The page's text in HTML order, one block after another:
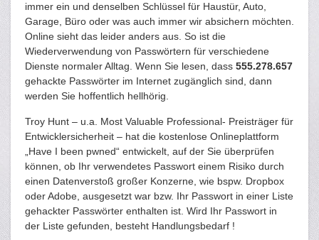
immer ein und denselben Schlüssel für Haustür, Auto,
Garage, Büro oder was auch immer wir absichern möchten.
Online sieht das leider anders aus. So ist die
Wiederverwendung von Passwörtern für verschiedene
Dienste normaler Alltag. Wenn Sie lesen, dass 555.278.657
gehackte Passwörter im Internet zugänglich sind, dann
werden Sie hoffentlich hellhörig.
Troy Hunt – u.a. Most Valuable Professional- Preisträger für
Entwicklersicherheit – hat die kostenlose Onlineplattform
„Have I been pwned“ entwickelt, auf der Sie überprüfen
können, ob Ihr verwendetes Passwort einem Risiko durch
einen Datenverstoß großer Konzerne, wie bspw. Dropbox
oder Adobe, ausgesetzt war bzw. Ihr Passwort in einer Liste
gehackter Passwörter enthalten ist. Wird Ihr Passwort in
der Liste gefunden, besteht Handlungsbedarf !